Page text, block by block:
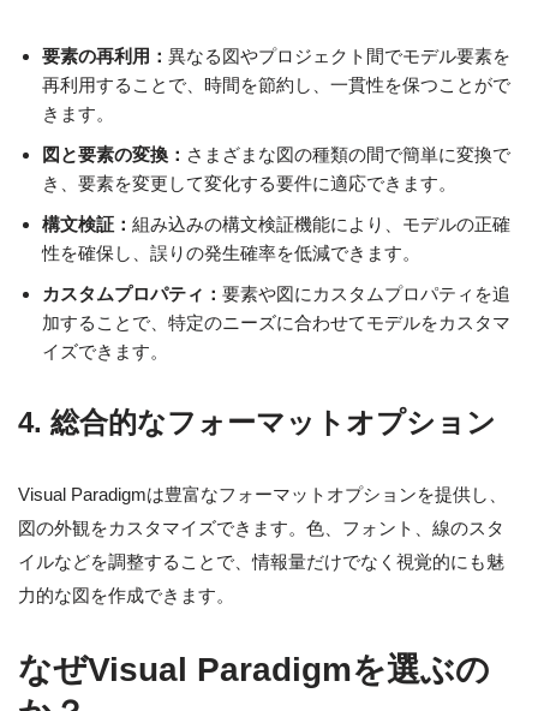
要素の再利用： 異なる図やプロジェクト間でモデル要素を
再利用することで、時間を節約し、一貫性を保つことがで
きます。
図と要素の変換： さまざまな図の種類の間で簡単に変換で
き、要素を変更して変化する要件に適応できます。
構文検証： 組み込みの構文検証機能により、モデルの正確
性を確保し、誤りの発生確率を低減できます。
カスタムプロパティ： 要素や図にカスタムプロパティを追
加することで、特定のニーズに合わせてモデルをカスタマ
イズできます。
4. 総合的なフォーマットオプション
Visual Paradigmは豊富なフォーマットオプションを提供し、
図の外観をカスタマイズできます。色、フォント、線のスタ
イルなどを調整することで、情報量だけでなく視覚的にも魅
力的な図を作成できます。
なぜVisual Paradigmを選ぶの